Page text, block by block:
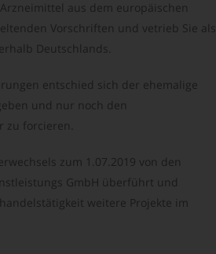
aus dem europäischen
Vorschriften und vetrieb Sie als
Deutschlands.
entschied sich der ehemalige
und nur noch den
zu forcieren.
zum 1.07.2019 von den
GmbH überführt und
weitere Projekte im